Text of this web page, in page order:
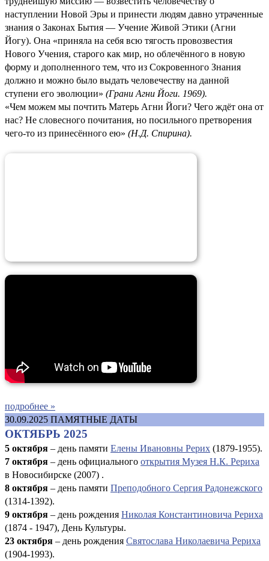
наступлении Новой Эры и принести людям давно утраченные
знания о Законах Бытия — Учение Живой Этики (Агни
Йогу). Она «приняла на себя всю тягость провозвестия
Нового Учения, старого как мир, но облечённого в новую
форму и дополненного тем, что из Сокровенного Знания
должно и можно было выдать человечеству на данной
ступени его эволюции» (Грани Агни Йоги. 1969).
«Чем можем мы почтить Матерь Агни Йоги? Чего ждёт она от
нас? Не словесного почитания, но посильного претворения
чего-то из принесённого ею» (Н.Д. Спирина).
подробнее »
30.09.2025 ПАМЯТНЫЕ ДАТЫ
ОКТЯБРЬ 2025
5 октября – день памяти Елены Ивановны Рерих (1879-1955).
7 октября – день официального открытия Музея Н.К. Рериха
в Новосибирске (2007) .
8 октября – день памяти Преподобного Сергия Радонежского
(1314-1392).
9 октября – день рождения Николая Константиновича Рериха
(1874 - 1947), День Культуры.
23 октября – день рождения Святослава Николаевича Рериха
(1904-1993).